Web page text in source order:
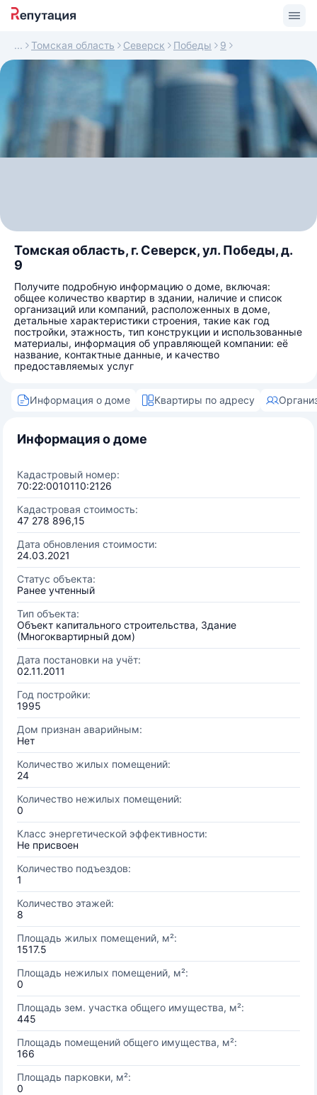
Томская область Северск Победы 9
Томская область, г. Северск, ул. Победы, д.
9
Получите подробную информацию о доме, включая:
общее количество квартир в здании, наличие и список
организаций или компаний, расположенных в доме,
детальные характеристики строения, такие как год
постройки, этажность, тип конструкции и использованные
материалы, информация об управляющей компании: её
название, контактные данные, и качество
предоставляемых услуг
Информация о доме Квартиры по адресу
Информация о доме
Кадастровый номер:
70:22:0010110:2126
Кадастровая стоимость:
47 278 896,15
Дата обновления стоимости:
24.03.2021
Статус объекта:
Ранее учтенный
Тип объекта:
Объект капитального строительства, Здание
(Многоквартирный дом)
Дата постановки на учёт:
02.11.2011
Год постройки:
1995
Дом признан аварийным:
Нет
Количество жилых помещений:
24
Количество нежилых помещений:
0
Класс энергетической эффективности:
Не присвоен
Количество подъездов:
1
Количество этажей:
8
Площадь жилых помещений, м²:
1517.5
Площадь нежилых помещений, м²:
0
Площадь зем. участка общего имущества, м²:
445
Площадь помещений общего имущества, м²:
166
Площадь парковки, м²:
0